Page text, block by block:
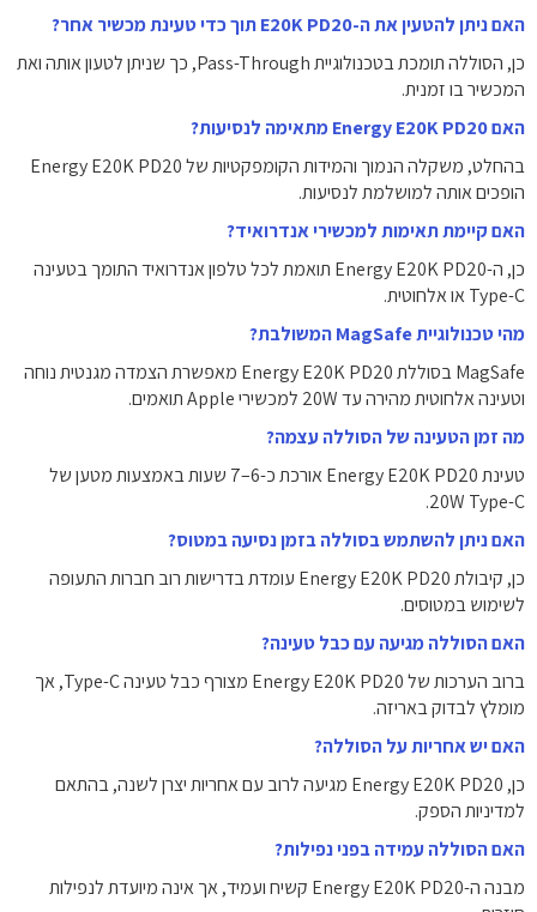
האם ניתן להטעין את ה-E20K PD20 תוך כדי טעינת מכשיר אחר?
כן, הסוללה תומכת בטכנולוגיית Pass-Through, כך שניתן לטעון אותה ואת
המכשיר בו זמנית.
האם Energy E20K PD20 מתאימה לנסיעות?
בהחלט, משקלה הנמוך והמידות הקומפקטיות של Energy E20K PD20
הופכים אותה למושלמת לנסיעות.
האם קיימת תאימות למכשירי אנדרואיד?
כן, ה-Energy E20K PD20 תואמת לכל טלפון אנדרואיד התומך בטעינה
Type-C או אלחוטית.
מהי טכנולוגיית MagSafe המשולבת?
MagSafe בסוללת Energy E20K PD20 מאפשרת הצמדה מגנטית נוחה
וטעינה אלחוטית מהירה עד 20W למכשירי Apple תואמים.
מה זמן הטעינה של הסוללה עצמה?
טעינת Energy E20K PD20 אורכת כ-6–7 שעות באמצעות מטען של
20W Type-C.
האם ניתן להשתמש בסוללה בזמן נסיעה במטוס?
כן, קיבולת Energy E20K PD20 עומדת בדרישות רוב חברות התעופה
לשימוש במטוסים.
האם הסוללה מגיעה עם כבל טעינה?
ברוב הערכות של Energy E20K PD20 מצורף כבל טעינה Type-C, אך
מומלץ לבדוק באריזה.
האם יש אחריות על הסוללה?
כן, Energy E20K PD20 מגיעה לרוב עם אחריות יצרן לשנה, בהתאם
למדיניות הספק.
האם הסוללה עמידה בפני נפילות?
מבנה ה-Energy E20K PD20 קשיח ועמיד, אך אינה מיועדת לנפילות